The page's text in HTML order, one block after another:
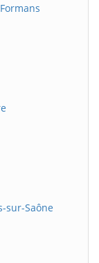
sur-Saône